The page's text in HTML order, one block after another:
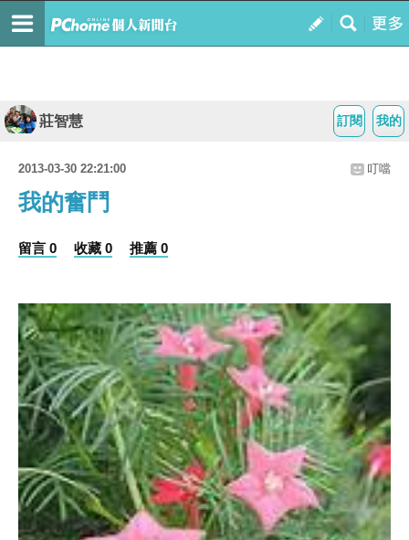
我的
訂閱
莊智慧
2013-03-30 22:21:00 叮噹
我的奮鬥
留言 0 收藏 0 推薦 0